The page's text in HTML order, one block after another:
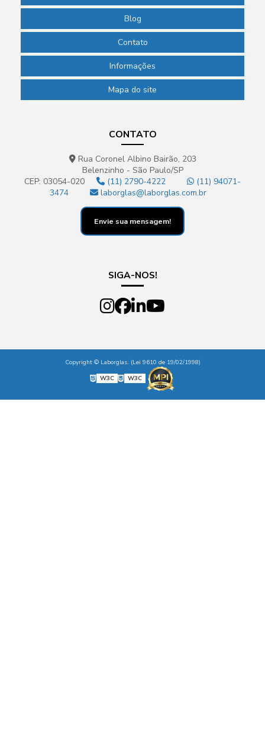
Blog
Contato
Informações
Mapa do site
CONTATO
Rua Coronel Albino Bairão, 203
Belenzinho - São Paulo/SP
CEP: 03054-020
(11) 2790-4222
(11) 94071-
3474
laborglas@laborglas.com.br
Envie sua mensagem!
SIGA-NOS!
Copyright © Laborglas. (Lei 9610 de 19/02/1998)
W3C
W3C